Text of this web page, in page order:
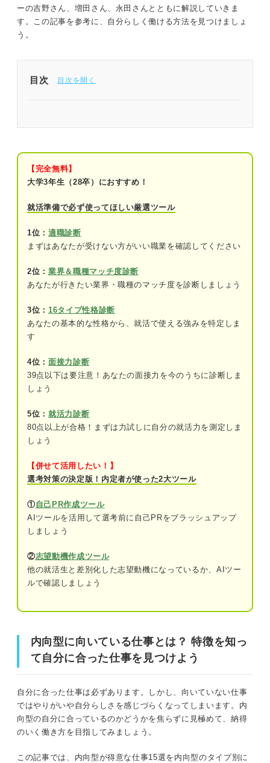
※AIの特性上、間違いが含まれている場合があります。記事本文
ーの吉野さん、増田さん、永田さんとともに解説していきま
す。この記事を参考に、自分らしく働ける方法を見つけましょ
う。
目次
弱みだと思っていない？ 実は仕事に活かせる内向
型の特徴
気を使いすぎて疲れてしまう
優柔不断で情報処理に時間がかかる
が苦手
内向型に向いている仕事のタイプとは？
1対1でサポートをする仕事
一つのことを熟考・分析する仕事
1対1でサポートができる内向型に向いてい
コミュニケーションの頻度が少ない内向型
に向いている仕事
ている仕事
プ別に紹介
新しい人とかかわることが多い仕事
自分の裁量で進められない仕事
内向型が自分らしく働くための仕事選びのコツ
人目を気にした仕事選びをしない
【完全無料】
大学3年生（28卒）におすすめ！
就活準備で必ず使ってほしい厳選ツール
1位： 適職診断
まずはあなたが受けない方がいい職業を確認してください
2位： 業界＆職種マッチ度診断
あなたが行きたい業界・職種のマッチ度を診断しましょう
3位： 16タイプ性格診断
あなたの基本的な性格から、就活で使える強みを特定しま
す
4位： 面接力診断
39点以下は要注意！あなたの面接力を今のうちに診断しま
しょう
5位： 就活力診断
80点以上が合格！まずは力試しに自分の就活力を測定しま
しょう
【併せて活用したい！】
選考対策の決定版！内定者が使った2大ツール
①自己PR作成ツール
AIツールを活用して選考前に自己PRをブラッシュアップ
しましょう
②志望動機作成ツール
他の就活生と差別化した志望動機になっているか、AIツー
ルで確認しましょう
内向型に向いている仕事とは？ 特徴を知っ
て自分に合った仕事を見つけよう
自分に合った仕事は必ずあります。しかし、向いていない仕事
ではやりがいや自分らしさを感じづらくなってしまいます。内
向型の自分に合っているのかどうかを焦らずに見極めて、納得
のいく働き方を目指してみましょう。
この記事では、内向型が得意な仕事15選を内向型のタイプ別に
内向型に向いている仕事とは？ 特徴を知って自分に合っ
た仕事を見つけよう
弱みだと思っていない？ 実は仕事に活かせる内向型の特
気を使いすぎて疲れてしまう
優柔不断で情報処理に時間がかかる